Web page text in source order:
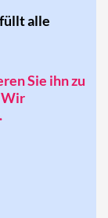
alle
Sie ihn zu
Wir